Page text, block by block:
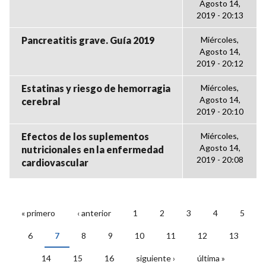
Agosto 14,
2019 - 20:13
Pancreatitis grave. Guía 2019
Miércoles,
Agosto 14,
2019 - 20:12
Estatinas y riesgo de hemorragia
cerebral
Miércoles,
Agosto 14,
2019 - 20:10
Efectos de los suplementos
nutricionales en la enfermedad
cardiovascular
Miércoles,
Agosto 14,
2019 - 20:08
PÁGINAS
« primero ‹ anterior 1 2 3 4 5
6 7 8 9 10 11 12 13
14 15 16 siguiente › última »